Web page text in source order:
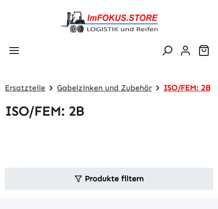
Zum Hauptinhalt springen
Ersatzteile Gabelzinken und Zubehör ISO/FEM: 2B
ISO/FEM: 2B
Produkte filtern